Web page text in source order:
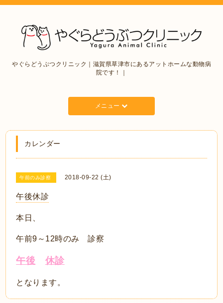
やぐらどうぶつクリニック｜滋賀県草津市にあるアットホームな動物病
院です！｜
メニュー
カレンダー
午前のみ診察 2018-09-22 (土)
午後休診
本日、
午前9～12時のみ 診察
午後 休診
となります。